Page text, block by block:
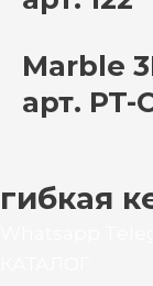
Marble
арт. PT-
гибкая